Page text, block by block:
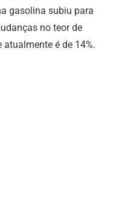
gasolina subiu para
no teor de
é de 14%.